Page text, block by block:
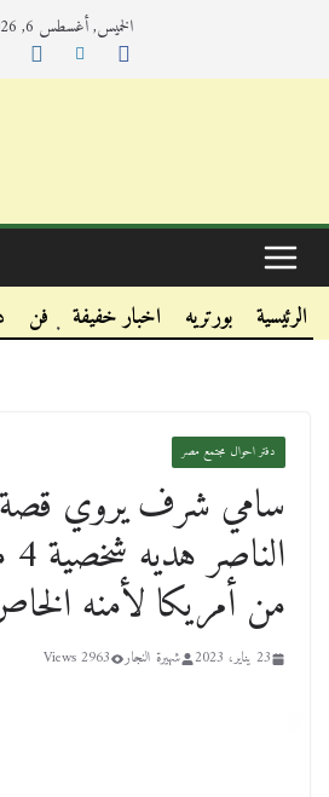
الخميس, أغسطس 6, 2026
.
.
الرئيسية بورتريه اخبار خفيفة فن
دفتر احوال مجتمع مصر
سامي شرف يروي
من أمريكا لأمنه
23 يناير، 2023 شهيرة النجار 2963 Views